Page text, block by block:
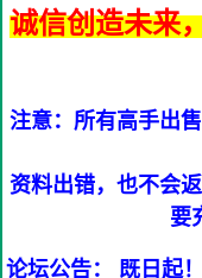
诚信创造未来
注意：所有高手出
资料出错，也不会
要
论坛公告： 既日起